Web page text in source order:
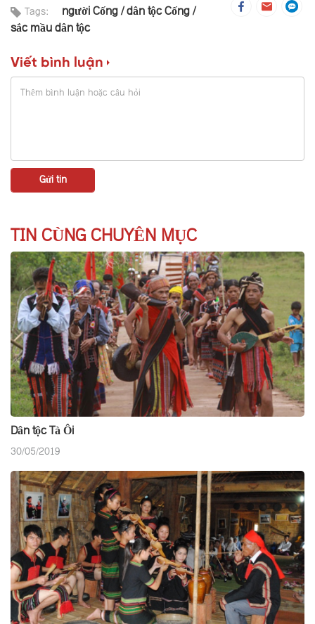
Tags: người Cống dân tộc Cống
sắc mầu dân tộc
Viết bình luận
TIN CÙNG CHUYÊN MỤC
Dân tộc Tà Ôi
30/05/2019